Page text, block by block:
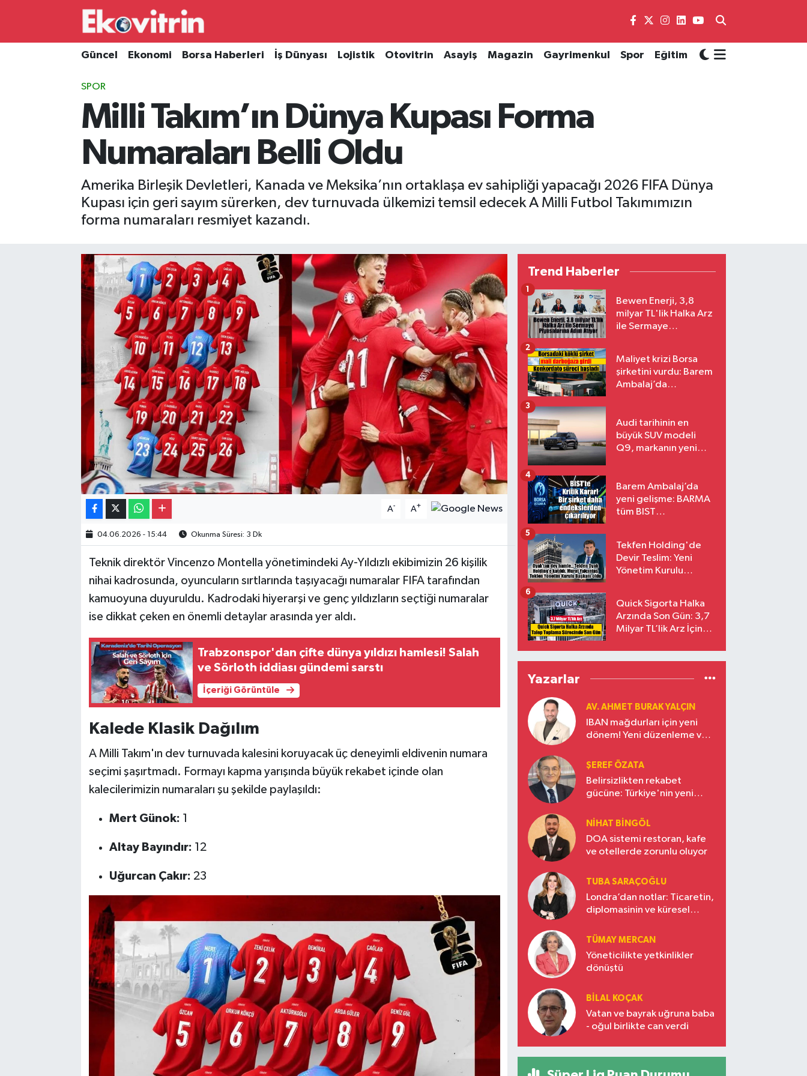
Güncel Ekonomi Borsa Haberleri İş Dünyası Lojistik Otovitrin Asayiş Magazin Gayrimenkul Spor Eğitim
SPOR
Milli Takım’ın Dünya Kupası Forma
Numaraları Belli Oldu
Amerika Birleşik Devletleri, Kanada ve Meksika’nın ortaklaşa ev sahipliği yapacağı 2026 FIFA Dünya
Kupası için geri sayım sürerken, dev turnuvada ülkemizi temsil edecek A Milli Futbol Takımımızın
forma numaraları resmiyet kazandı.
A- A+
04.06.2026 - 15:44 Okunma Süresi: 3 Dk
Teknik direktör Vincenzo Montella yönetimindeki Ay-Yıldızlı ekibimizin 26 kişilik
nihai kadrosunda, oyuncuların sırtlarında taşıyacağı numaralar FIFA tarafından
kamuoyuna duyuruldu. Kadrodaki hiyerarşi ve genç yıldızların seçtiği numaralar
ise dikkat çeken en önemli detaylar arasında yer aldı.
Trabzonspor'dan çifte dünya yıldızı hamlesi! Salah
ve Sörloth iddiası gündemi sarstı
İçeriği Görüntüle
Kalede Klasik Dağılım
A Milli Takım'ın dev turnuvada kalesini koruyacak üç deneyimli eldivenin numara
seçimi şaşırtmadı. Formayı kapma yarışında büyük rekabet içinde olan
kalecilerimizin numaraları şu şekilde paylaşıldı:
Mert Günok: 1
Altay Bayındır: 12
Uğurcan Çakır: 23
Trend Haberler
Bewen Enerji, 3,8
milyar TL'lik Halka Arz
ile Sermaye
1
Maliyet krizi Borsa
şirketini vurdu: Barem
Ambalaj’da
2
Audi tarihinin en
büyük SUV modeli
Q9, markanın yeni
3
Barem Ambalaj’da
yeni gelişme: BARMA
tüm BIST
4
Tekfen Holding'de
Devir Teslim: Yeni
Yönetim Kurulu
5
Quick Sigorta Halka
Arzında Son Gün: 3,7
Milyar TL’lik Arz İçin
Eriyor
6
Yazarlar
AV. AHMET BURAK YALÇIN
IBAN mağdurları için yeni
dönem! Yeni düzenleme ve
ŞEREF ÖZATA
Belirsizlikten rekabet
gücüne: Türkiye'nin yeni
NIHAT BINGÖL
DOA sistemi restoran, kafe
ve otellerde zorunlu oluyor
TUBA SARAÇOĞLU
Londra’dan notlar: Ticaretin,
diplomasinin ve küresel
Türkiye’nin yükselen gücü
TÜMAY MERCAN
Yöneticilikte yetkinlikler
dönüştü
BILAL KOÇAK
Vatan ve bayrak uğruna baba
- oğul birlikte can verdi
Güncel
Borsa Haberleri
Gayrimenkul
Hava Durumu
Süper Lig Puan Durumu ve Fikstür
Tüm Manşetler
Son Dakika Haberleri
Haber Arşivi